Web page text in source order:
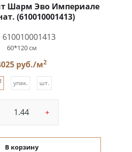
Шарм Эво Империале
(610010001413)
610010001413
60*120 см
руб./м2
упак. шт.
+
В корзину